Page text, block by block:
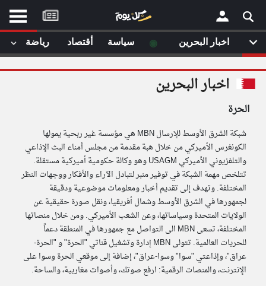
أخر أخبار الوطن العربي
من نحن
إتصل بنا
شروط الاستخدام
سياسة الخصوصية
الحقوق الفكرية
مصادر الأخبار
أقترح اضافة مصدر
×اخبار البحرين
الحرة
شبكة الشرق الأوسط للإرسال MBN هي مؤسسة غير ربحية يمولها
الكونغرس الأميركي من خلال هبة مقدمة من مجلس أمناء البث الإذاعي
والتلفزيوني الأميركي USAGM وهو وكالة حكومية أميركية مستقلة.
تتلخص مهمة الشبكة في توفير منبر لتبادل الآراء والأفكار ووجهات النظر
المختلفة. وتهدف إلى تقديم أخبار ومعلومات موضوعية ودقيقة
لجمهورها في الشرق الأوسط وشمال أفريقيا، ونقل صورة حقيقية عن
الولايات المتحدة وسياساتها، وعن الشعب الأميركي. ومن خلال منصاتها
المختلفة، تسعى MBN الى التواصل مع جمهورها في المنطقة دعماً
للحريات العالمية. تتولى MBN إدارة وتشغيل قناتي "الحرة" و "الحرة-
عراق"، وإذاعتي "سوا" وسوا-عراق"، إضافة إلى موقعي الحرة وسوا على
الإنترنت، والمنصات الرقمية: ارفع صوتك، وأصوات مغاربية، والساحة.
اخبار البحرين ◉ سياسة أقتصاد رياضة
موقع
كل
يوم
لم تقم بقراءة اي مقال مؤخرا